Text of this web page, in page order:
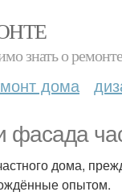
знать о
дома
фасада
дома,
опытом.